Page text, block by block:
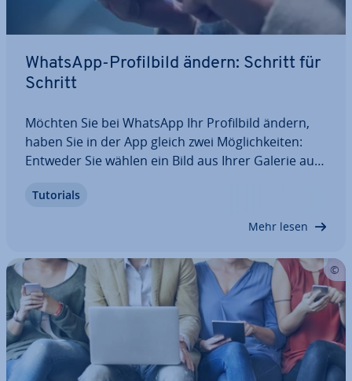
WhatsApp-Pro­fil­bild ändern: Schritt für
Schritt
Möchten Sie bei WhatsApp Ihr Pro­fil­bild ändern,
haben Sie in der App gleich zwei Mög­lich­kei­ten:
Entweder Sie wählen ein Bild aus Ihrer Galerie aus
und über­neh­men dieses. Wir erklären Ihnen, wie
Tutorials
Mehr lesen